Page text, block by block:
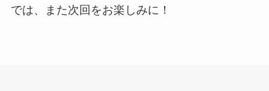
では、また次回をお楽しみに！